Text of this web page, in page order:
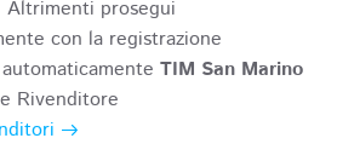
Altrimenti prosegui
con la registrazione
TIM San Marino
Rivenditore